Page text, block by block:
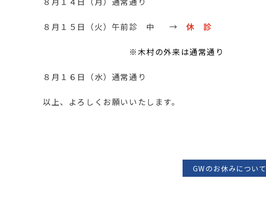
８月１５日（火）午前診 中 →休 診
※木村の外来は通常通り
８月１６日（水）通常通り
以上、よろしくお願いいたします。
GWのお休みについて